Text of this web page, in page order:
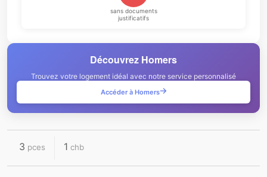
sans documents
justificatifs
Découvrez Homers
Trouvez votre logement idéal avec notre service personnalisé
Accéder à Homers
3 pces 1 chb